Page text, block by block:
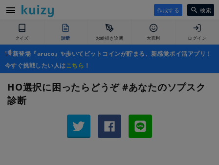
作成する 検索
クイズ 診断 お絵描き診断 大喜利 ログイン
新登場『aruco』✨歩いてビットコインが貯まる、新感覚ポイ活アプリ！
今すぐ挑戦したい人はこちら ！
HO選択に困ったらどうぞ #あなたのソプスク
診断